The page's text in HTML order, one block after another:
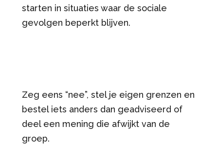
starten in situaties waar de sociale
gevolgen beperkt blijven.
Zeg eens “nee”, stel je eigen grenzen en
bestel iets anders dan geadviseerd of
deel een mening die afwijkt van de
groep.